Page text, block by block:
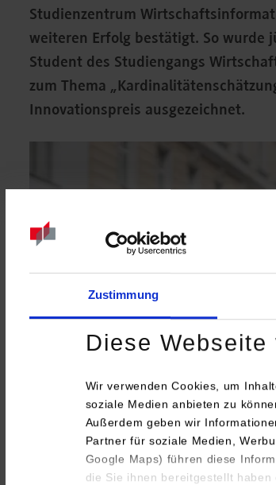
Zustimmung
Diese
Wir verwenden Cookies, um
soziale Medien anbieten zu
Außerdem geben wir
Partner für soziale Medien,
Google Maps) führen diese
die Sie ihnen bereitgestellt
Studienzentrum
weiteren Erfolg bestätigt. So wurde
Student des Studiengangs
zum Thema
Innovationspreis ausgezeichnet.